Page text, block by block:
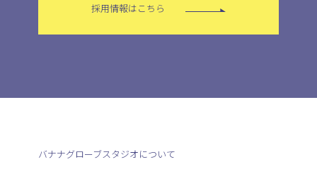
採用情報はこちら
バナナグローブスタジオについて